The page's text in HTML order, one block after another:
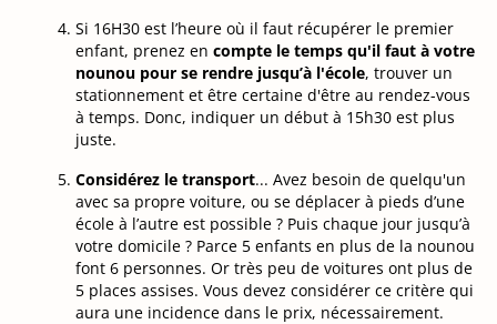
Si 16H30 est l’heure où il faut récupérer le premier
enfant, prenez en compte le temps qu'il faut à votre
nounou pour se rendre jusqu’à l'école, trouver un
stationnement et être certaine d'être au rendez-vous
à temps. Donc, indiquer un début à 15h30 est plus
juste.
Considérez le transport... Avez besoin de quelqu'un
avec sa propre voiture, ou se déplacer à pieds d’une
école à l’autre est possible ? Puis chaque jour jusqu’à
votre domicile ? Parce 5 enfants en plus de la nounou
font 6 personnes. Or très peu de voitures ont plus de
5 places assises. Vous devez considérer ce critère qui
aura une incidence dans le prix, nécessairement.